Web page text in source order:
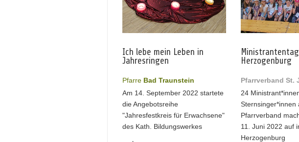
Ich lebe mein Leben in
Jahresringen
Pfarre Bad Traunstein
Am 14. September 2022 startete
die Angebotsreihe
"Jahresfestkreis für Erwachsene"
des Kath. Bildungswerkes
Herzogenburg
Pfarrverband St.
24
Sternsinger*innen
Pfarrverband
11. Juni 2022 auf
Herzogenburg